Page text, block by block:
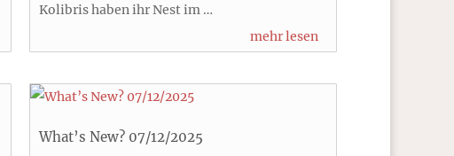
Kolibris haben ihr Nest im …
mehr lesen
What’s New? 07/12/2025